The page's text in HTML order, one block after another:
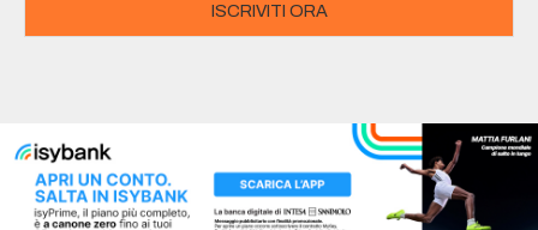
ISCRIVITI ORA